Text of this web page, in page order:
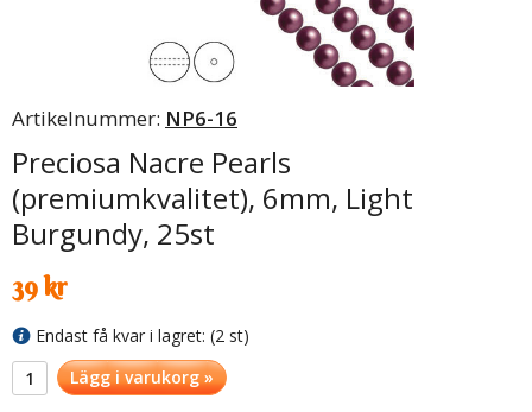
Artikelnummer: NP6-16
Preciosa Nacre Pearls
(premiumkvalitet), 6mm, Light
Burgundy, 25st
39 kr
Endast få kvar i lagret: (2 st)
Lägg i varukorg »